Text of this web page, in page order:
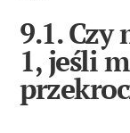
9.1. Czy
1, jeśli